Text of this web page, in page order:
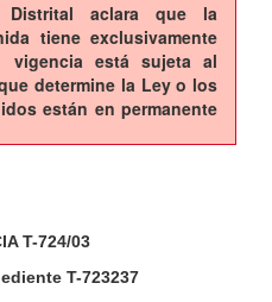
Distrital aclara que la
tiene exclusivamente
vigencia está sujeta al
determine la Ley o los
están en permanente
T-724/03
T-723237